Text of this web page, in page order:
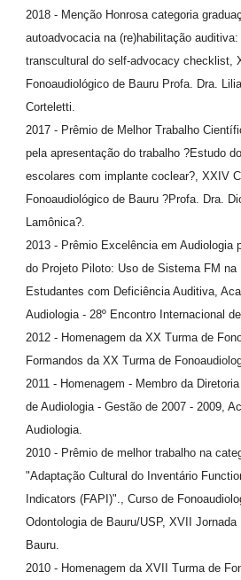
2018 - Menção Honrosa categoria
autoadvocacia na (re)habilitação
transcultural do self-advocacy checklist,
Fonoaudiológico de Bauru Profa. Dra.
Corteletti.
2017 - Prêmio de Melhor Trabalho
pela apresentação do trabalho ?Estudo
escolares com implante coclear?, XXIV
Fonoaudiológico de Bauru ?Profa. Dra.
Lamônica?.
2013 - Prêmio Excelência em Audiologia
do Projeto Piloto: Uso de Sistema FM na
Estudantes com Deficiência Auditiva,
Audiologia - 28º Encontro Internacional
2012 - Homenagem da XX Turma de
Formandos da XX Turma de
2011 - Homenagem - Membro da
de Audiologia - Gestão de 2007 - 2009,
Audiologia.
2010 - Prêmio de melhor trabalho na
"Adaptação Cultural do Inventário
Indicators (FAPI)"., Curso de
Odontologia de Bauru/USP, XVII Jornada
Bauru.
2010 - Homenagem da XVII Turma de